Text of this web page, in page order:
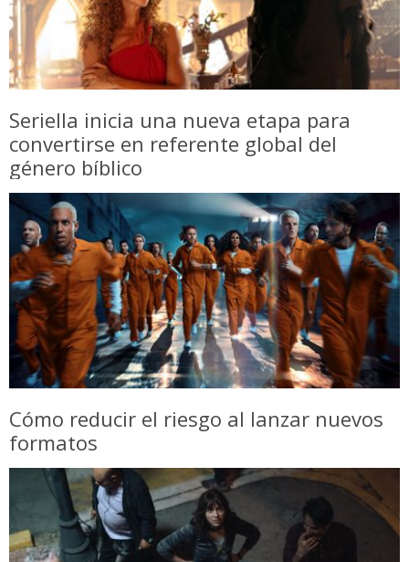
Seriella inicia una nueva etapa para
convertirse en referente global del
género bíblico
Cómo reducir el riesgo al lanzar nuevos
formatos